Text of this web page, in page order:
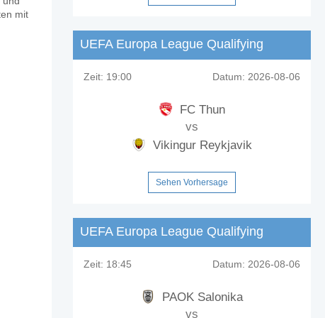
Anteil von 15%.
mit
UEFA Europa League Qualifying
Zeit: 19:00 Datum: 2026-08-06
FC Thun
vs
Vikingur Reykjavik
Sehen Vorhersage
UEFA Europa League Qualifying
Zeit: 18:45 Datum: 2026-08-06
PAOK Salonika
vs